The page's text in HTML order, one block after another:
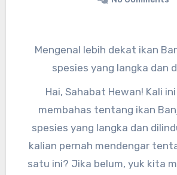
Mengenal lebih dekat ikan
spesies yang langka dan
Hai, Sahabat Hewan! Kali
membahas tentang ikan
spesies yang langka dan
kalian pernah mendengar
satu ini? Jika belum, yuk kita